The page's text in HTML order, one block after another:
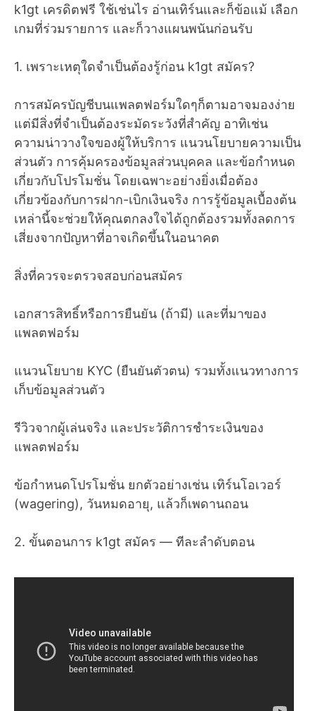
k1gt เครดิตฟรี ใช้เช่นไร อ่านเทิร์นและก็ข้อแม้ เลือก
เกมที่ร่วมรายการ และก็วางแผนพนันก่อนรับ
1. เพราะเหตุใดจำเป็นต้องรู้ก่อน k1gt สมัคร?
การสมัครบัญชีบนแพลตฟอร์มใดๆก็ตามอาจมองง่าย
แต่มีสิ่งที่จำเป็นต้องระมัดระวังที่สำคัญ อาทิเช่น
ความน่าวางใจของผู้ให้บริการ แนวนโยบายความเป็น
ส่วนตัว การคุ้มครองข้อมูลส่วนบุคคล และข้อกำหนด
เกี่ยวกับโปรโมชั่น โดยเฉพาะอย่างยิ่งเมื่อต้อง
เกี่ยวข้องกับการฝาก-เบิกเงินจริง การรู้ข้อมูลเบื้องต้น
เหล่านี้จะช่วยให้คุณตกลงใจได้ถูกต้องรวมทั้งลดการ
เสี่ยงจากปัญหาที่อาจเกิดขึ้นในอนาคต
สิ่งที่ควรจะตรวจสอบก่อนสมัคร
เอกสารสิทธิ์หรือการยืนยัน (ถ้ามี) และที่มาของ
แพลตฟอร์ม
แนวนโยบาย KYC (ยืนยันตัวตน) รวมทั้งแนวทางการ
เก็บข้อมูลส่วนตัว
รีวิวจากผู้เล่นจริง และประวัติการชำระเงินของ
แพลตฟอร์ม
ข้อกำหนดโปรโมชั่น ยกตัวอย่างเช่น เทิร์นโอเวอร์
(wagering), วันหมดอายุ, แล้วก็เพดานถอน
2. ขั้นตอนการ k1gt สมัคร — ทีละลำดับตอน